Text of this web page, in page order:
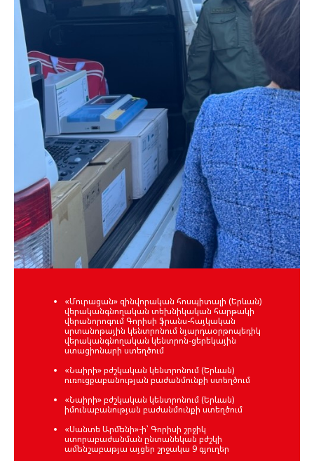
«Մուրացան» զինվորական հոսպիտալի (Երևան)
վերականգնողական տեխնիկական հարթակի
վերանորոգում Գորիսի ֆրանս-հայկական
սրտանոթային կենտրոնում նյարդաօրթոպեդիկ
վերականգնողական կենտրոն-ցերեկային
ստացիոնարի ստեղծում
«Նաիրի» բժշկական կենտրոնում (Երևան)
ուռուցքաբանության բաժանմունքի ստեղծում
«Նաիրի» բժշկական կենտրոնում (Երևան)
իմունաբանության բաժանմունքի ստեղծում
«Սանտե Արմենի»-ի՝ Գորիսի շրջիկ
ստորաբաժանման ընտանեկան բժշկի
ամենշաբաթյա այցեր շրջակա 9 գյուղեր